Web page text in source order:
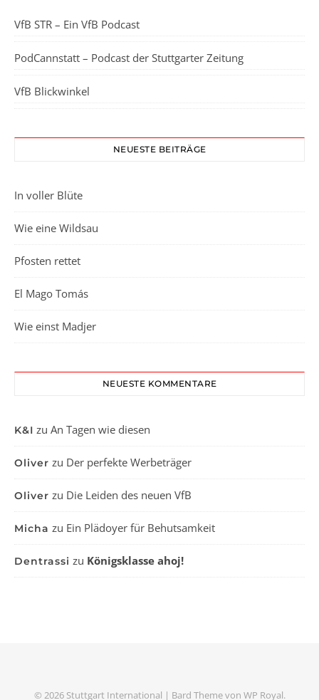
VfB STR – Ein VfB Podcast
PodCannstatt – Podcast der Stuttgarter Zeitung
VfB Blickwinkel
NEUESTE BEITRÄGE
In voller Blüte
Wie eine Wildsau
Pfosten rettet
El Mago Tomás
Wie einst Madjer
NEUESTE KOMMENTARE
K&I zu An Tagen wie diesen
Oliver zu Der perfekte Werbeträger
Oliver zu Die Leiden des neuen VfB
Micha zu Ein Plädoyer für Behutsamkeit
Dentrassi zu Königsklasse ahoj!
© 2026 Stuttgart International | Bard Theme von WP Royal.